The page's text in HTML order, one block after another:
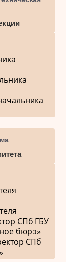
СПб ГБУ
бюро»
СПб